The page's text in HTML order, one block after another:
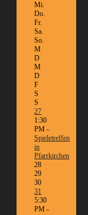
Mi.
Do.
Fr.
Sa.
So.
M
D
M
D
F
S
S
27
1:30
PM -
Spieletreffen
in
Pfarrkirchen
28
29
30
31
5:30
PM -